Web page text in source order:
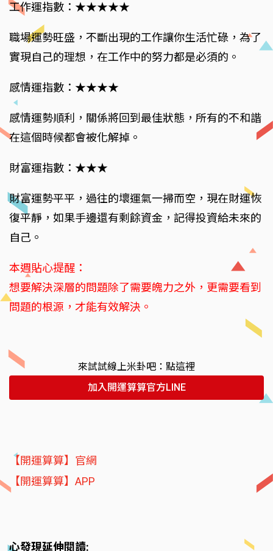
工作運指數：★★★★★
職場運勢旺盛，不斷出現的工作讓你生活忙碌，為了
實現自己的理想，在工作中的努力都是必須的。
感情運指數：★★★★
感情運勢順利，關係將回到最佳狀態，所有的不和諧
在這個時候都會被化解掉。
財富運指數：★★★
財富運勢平平，過往的壞運氣一掃而空，現在財運恢
復平靜，如果手邊還有剩餘資金，記得投資給未來的
自己。
本週貼心提醒：
想要解決深層的問題除了需要魄力之外，更需要看到
問題的根源，才能有效解決。
來試試線上米卦吧：點這裡
加入開運算算官方LINE
【開運算算】官網
【開運算算】APP
心發現延伸閱讀: